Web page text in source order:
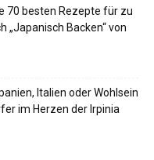
70 besten Rezepte für zu
„Japanisch Backen“ von
Italien oder Wohlsein
im Herzen der Irpinia